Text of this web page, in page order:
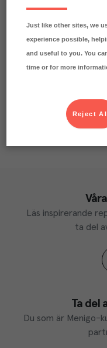
Varje kilo av varan
utsläppen av 2.3 kg
Läs mer om hur vi
Läs inspirerande
ta del
Ta del
Du som är Menigo-
Just like other sites, we
experience possible,
and useful to you. You
time or for more
Reject